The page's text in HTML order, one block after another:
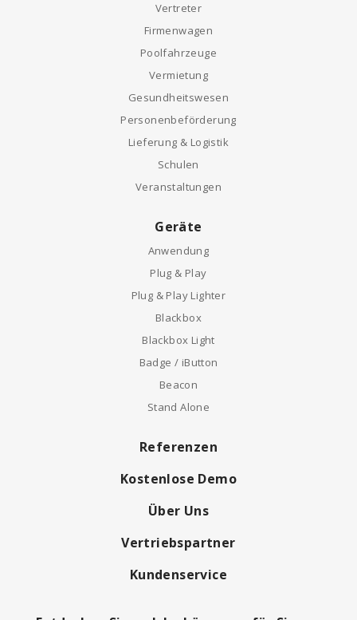
Vertreter
Firmenwagen
Poolfahrzeuge
Vermietung
Gesundheitswesen
Personenbeförderung
Lieferung & Logistik
Schulen
Veranstaltungen
Geräte
Anwendung
Plug & Play
Plug & Play Lighter
Blackbox
Blackbox Light
Badge / iButton
Beacon
Stand Alone
Referenzen
Kostenlose Demo
Über Uns
Vertriebspartner
Kundenservice